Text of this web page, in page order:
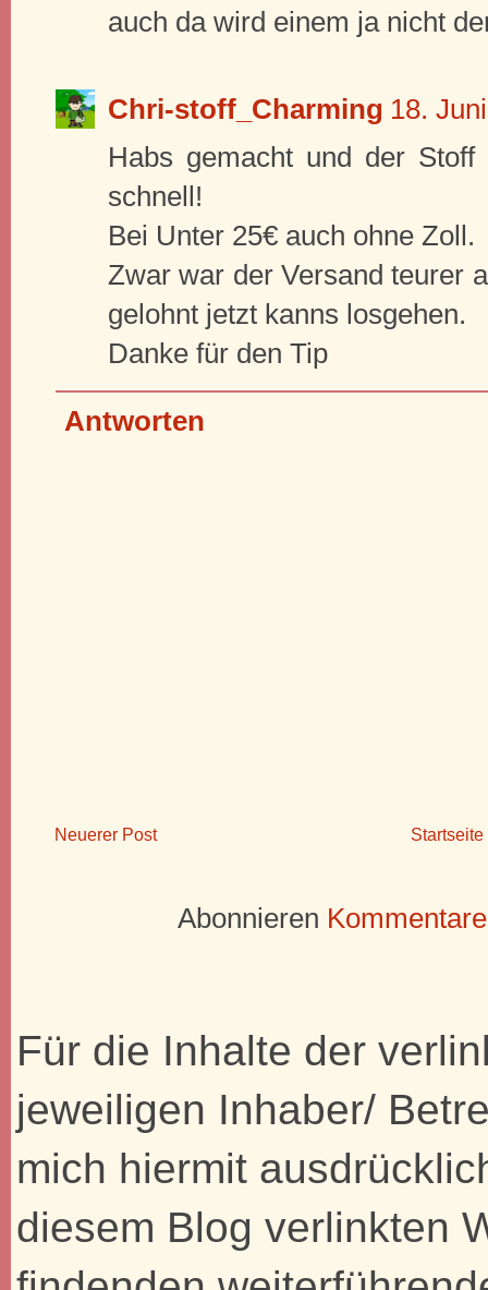
auch da wird einem ja nicht
Chri-stoff_Charming 18.
Habs gemacht und der
schnell!
Bei Unter 25€ auch ohne Zoll.
Zwar war der Versand teurer
gelohnt jetzt kanns losgehen.
Danke für den Tip
Antworten
Neuerer Post Startseite
Abonnieren
Für die Inhalte der
jeweiligen Inhaber/
mich hiermit
diesem Blog verlinkten